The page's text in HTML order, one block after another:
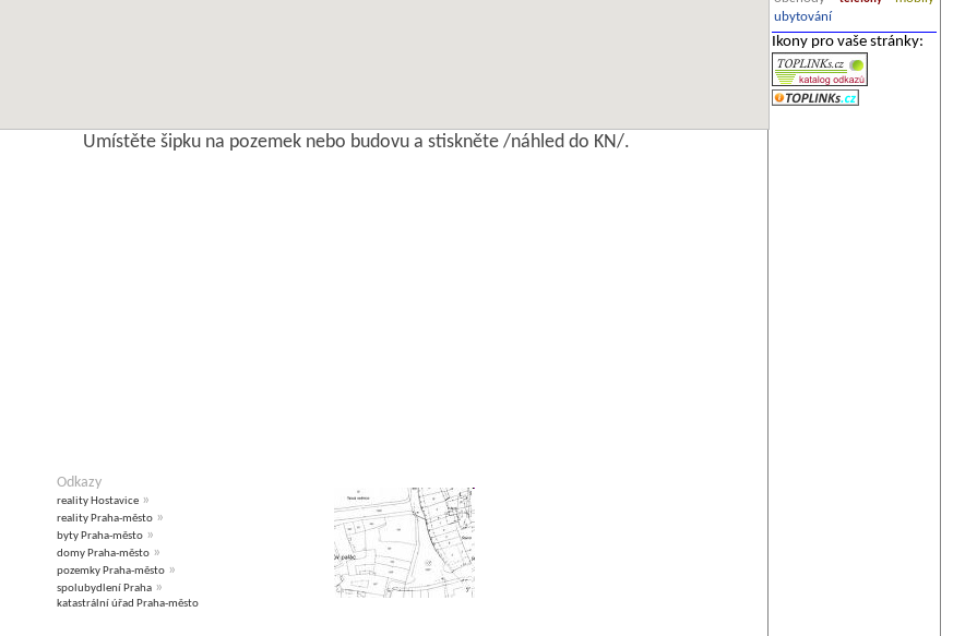
Umístěte šipku na pozemek nebo budovu a stiskněte /náhled do KN/.
Odkazy
reality Hostavice »
reality Praha-město »
byty Praha-město »
domy Praha-město »
pozemky Praha-město »
spolubydlení Praha »
katastrální úřad Praha-město
ubytování
Ikony pro vaše stránky: